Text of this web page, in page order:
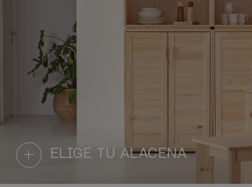
ELIGE TU ALACENA